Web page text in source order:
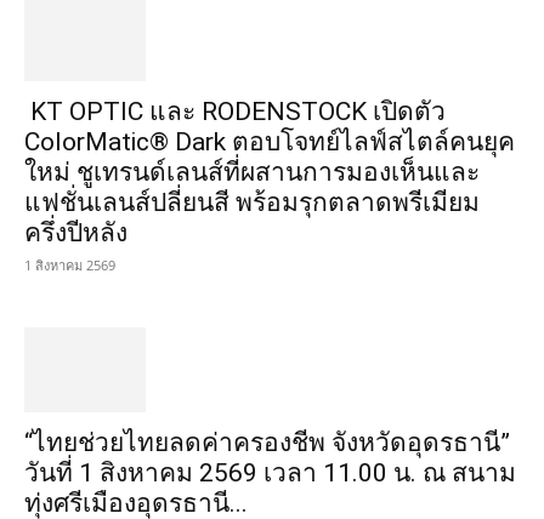
KT OPTIC และ RODENSTOCK เปิดตัว
ColorMatic® Dark ตอบโจทย์ไลฟ์สไตล์คนยุค
ใหม่ ชูเทรนด์เลนส์ที่ผสานการมองเห็นและ
แฟชั่นเลนส์ปลี่ยนสี พร้อมรุกตลาดพรีเมียม
ครึ่งปีหลัง
1 สิงหาคม 2569
“ไทยช่วยไทยลดค่าครองชีพ จังหวัดอุดรธานี”
วันที่ 1 สิงหาคม 2569 เวลา 11.00 น. ณ สนาม
ทุ่งศรีเมืองอุดรธานี...